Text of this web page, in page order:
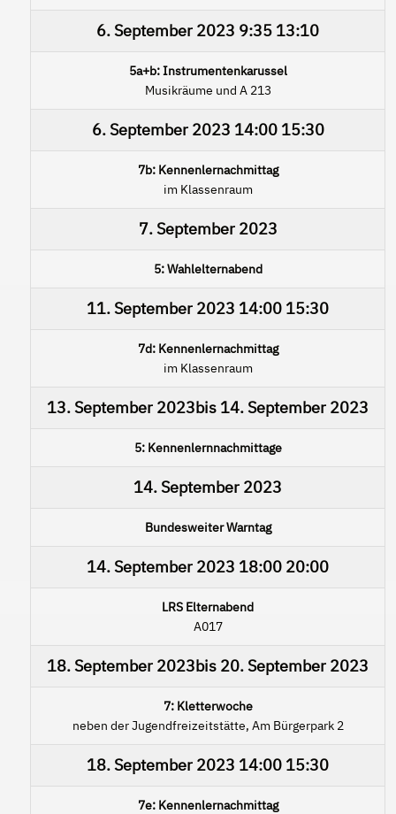
6. September 2023 9:35 13:10
5a+b: Instrumentenkarussel
Musikräume und A 213
6. September 2023 14:00 15:30
7b: Kennenlernachmittag
im Klassenraum
7. September 2023
5: Wahlelternabend
11. September 2023 14:00 15:30
7d: Kennenlernachmittag
im Klassenraum
13. September 2023bis 14. September 2023
5: Kennenlernnachmittage
14. September 2023
Bundesweiter Warntag
14. September 2023 18:00 20:00
LRS Elternabend
A017
18. September 2023bis 20. September 2023
7: Kletterwoche
neben der Jugendfreizeitstätte, Am Bürgerpark 2
18. September 2023 14:00 15:30
7e: Kennenlernachmittag